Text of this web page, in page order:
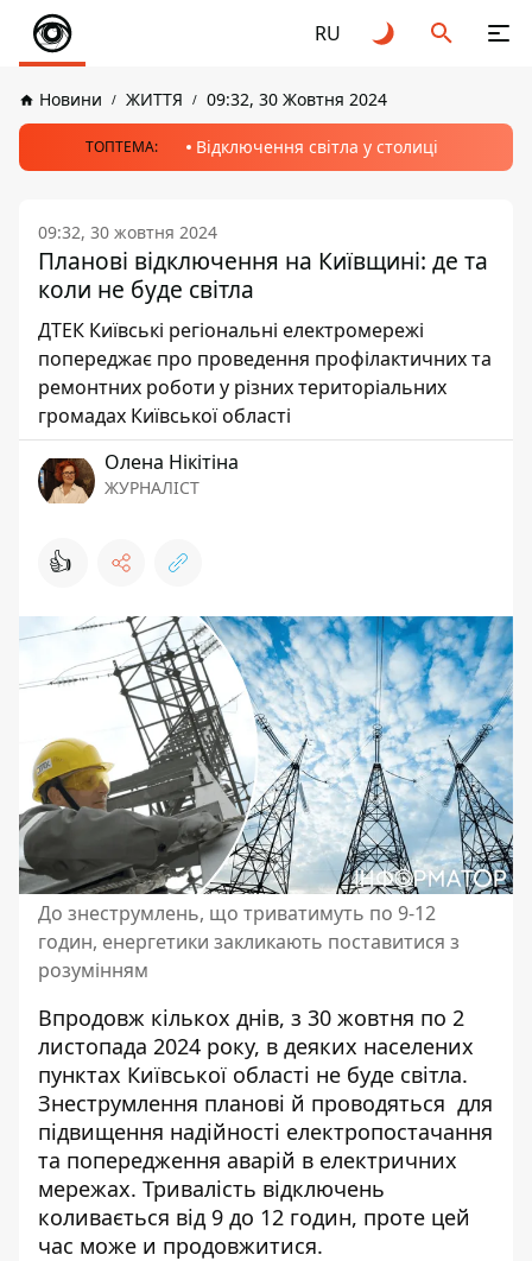
RU
Новини ЖИТТЯ 09:32, 30 Жовтня 2024
ТОПТЕМА: Відключення світла у столиці
09:32, 30 жовтня 2024
Планові відключення на Київщині: де та
коли не буде світла
ДТЕК Київські регіональні електромережі
попереджає про проведення профілактичних та
ремонтних роботи у різних територіальних
громадах Київської області
Олена Нікітіна
ЖУРНАЛІСТ
👍
До знеструмлень, що триватимуть по 9-12
годин, енергетики закликають поставитися з
розумінням
Впродовж кількох днів, з 30 жовтня по 2
листопада 2024 року, в деяких населених
пунктах Київської області не буде світла.
Знеструмлення планові й проводяться для
підвищення надійності електропостачання
та попередження аварій в електричних
мережах. Тривалість відключень
коливається від 9 до 12 годин, проте цей
час може и продовжитися.